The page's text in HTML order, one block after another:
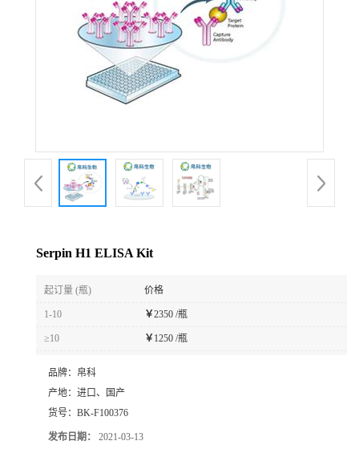
Serpin H1 ELISA Kit
起订量 (瓶) 价格
1-10 ￥2350 /瓶
≥10 ￥ 1250 /瓶
品牌： 帛科
产地： 进口、国产
货号： BK-F100376
发布日期： 2021-03-13